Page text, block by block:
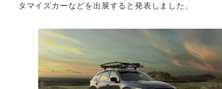
タマイズカーなどを出展すると発表しました。